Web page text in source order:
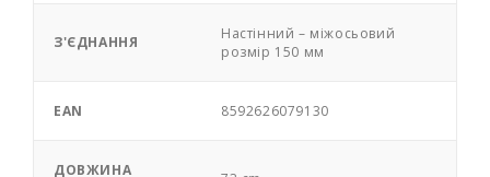
З'ЄДНАННЯ
Настінний – міжосьовий
розмір 150 мм
EAN 8592626079130
ДОВЖИНА